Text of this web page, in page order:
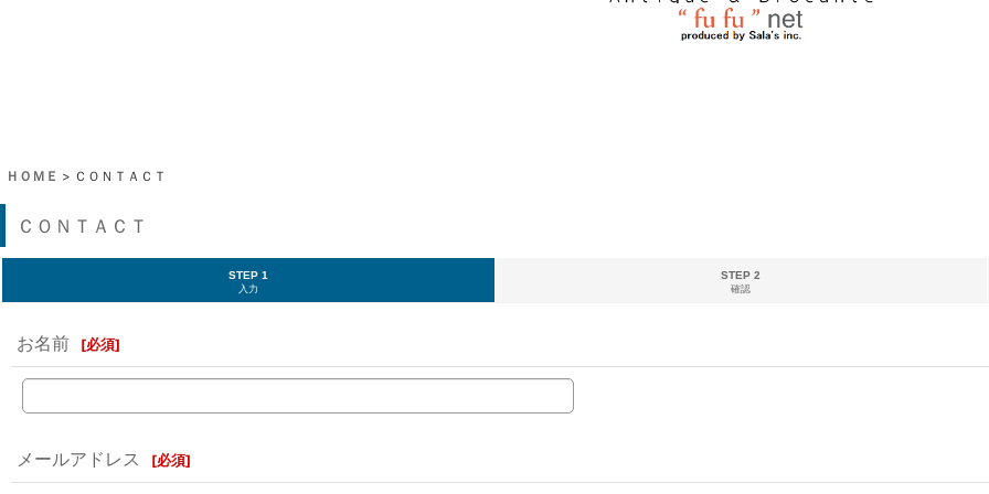
ＨＯＭＥ > ＣＯＮＴＡＣＴ
ＣＯＮＴＡＣＴ
STEP 1
入力
STEP 2
確認
お名前 [必須]
メールアドレス [必須]